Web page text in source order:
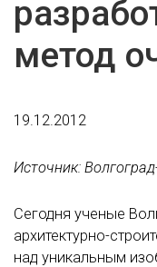
метод
19.12.2012
Источник:
Сегодня ученые
архитектурно-
над уникальным